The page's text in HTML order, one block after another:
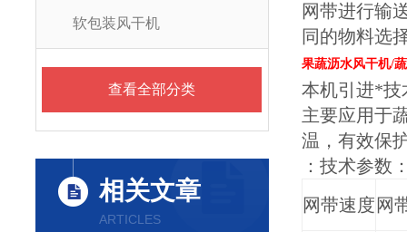
软包装风干机
查看全部分类
相关文章
ARTICLES
网带进行输
同的物料选
果蔬沥水风干机/
本机引进*技
主要应用于
温，有效保
：技术参数
网带速度 网